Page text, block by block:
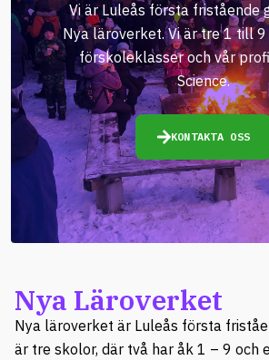
Vi är Luleås första fristående
Nya läroverket. Vi är tre 1 till
förskoleklasser och vår
Science.
KONTAKTA OSS
Nya Läroverket
Nya läroverket är Luleås första
är tre skolor, där två har åk 1 – 9 och